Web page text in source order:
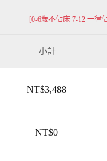
[0-6歲不佔床 7-12 一律
小計
NT$3,488
NT$0